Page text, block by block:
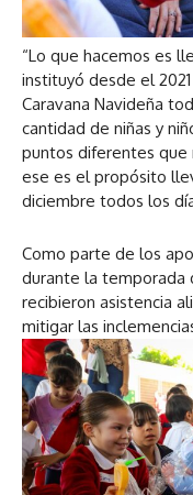
“Lo que hacemos es
instituyó desde el
Caravana Navideña
cantidad de niñas y
puntos diferentes que
ese es el propósito
diciembre todos los
Como parte de los
durante la temporada
recibieron asistencia
mitigar las